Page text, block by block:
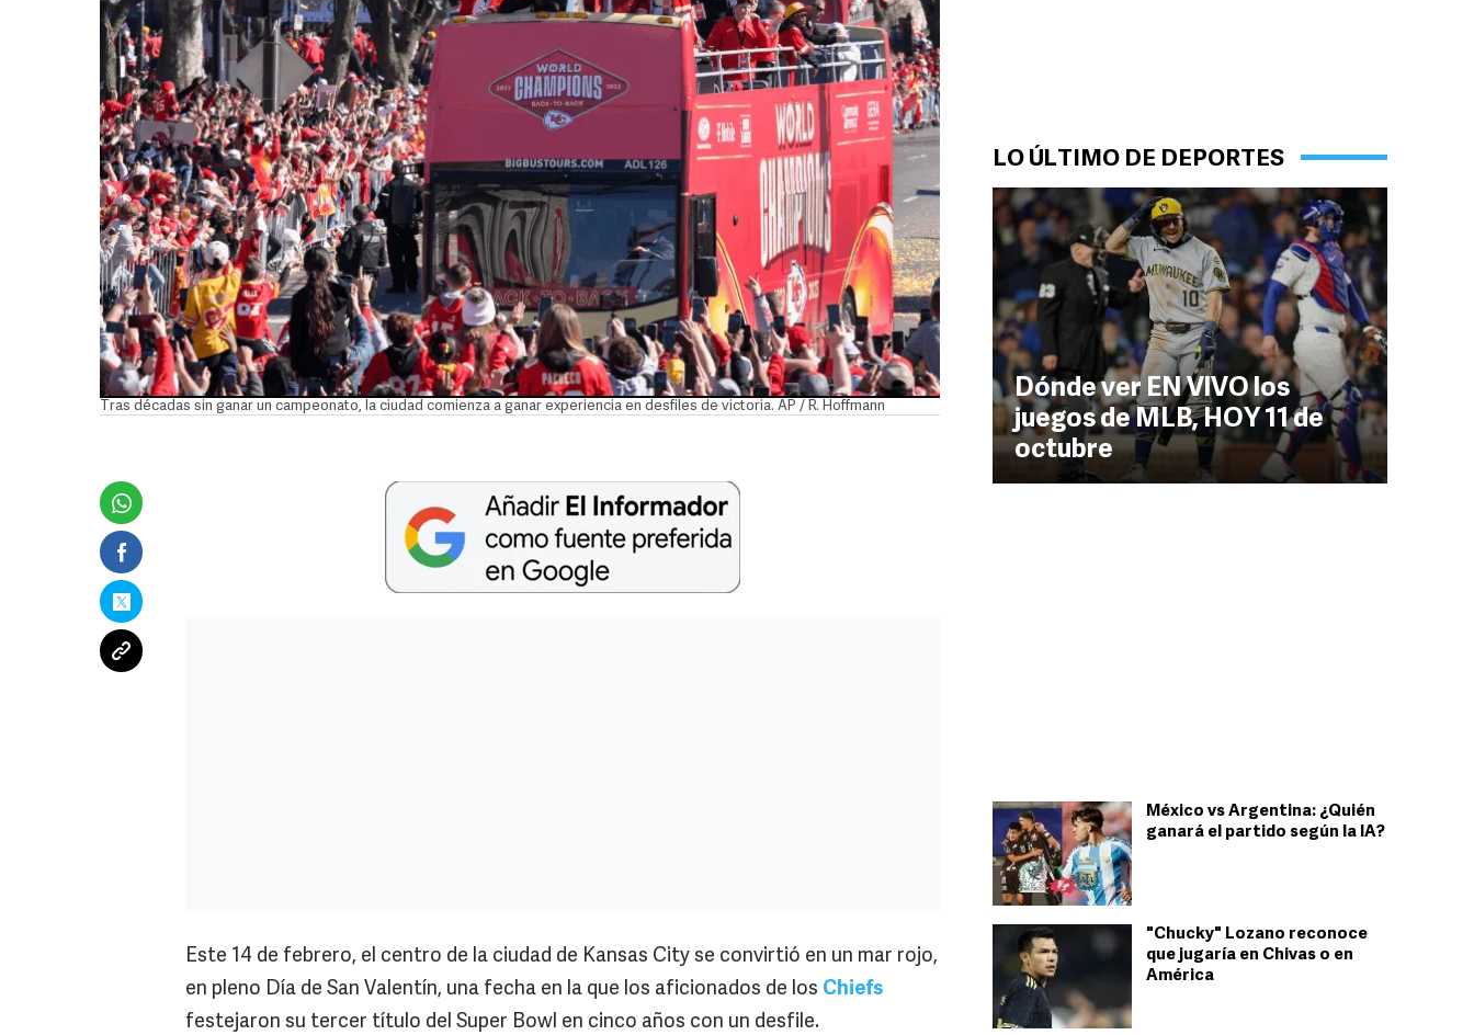
LO ÚLTIMO DE DEPORTES
Dónde ver EN VIVO los
juegos de MLB, HOY 11 de
octubre
México vs Argentina: ¿Quién
ganará el partido según la IA?
"Chucky" Lozano reconoce
que jugaría en Chivas o en
América
Tras décadas sin ganar un campeonato, la ciudad comienza a ganar experiencia en desfiles de victoria. AP / R. Hoffmann
Este 14 de febrero, el centro de la ciudad de Kansas City se convirtió en un mar rojo,
en pleno Día de San Valentín, una fecha en la que los aficionados de los Chiefs
festejaron su tercer título del Super Bowl en cinco años con un desfile.